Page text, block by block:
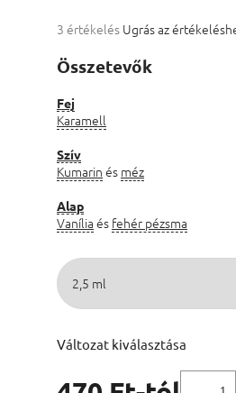
A termék átlagos értékelése 5-
3 értékelés Ugrás az
Változat kiválasztása
Összetevők
Fej
Karamell
Szív
Kumarin és méz
Alap
Vanília és fehér pézsma